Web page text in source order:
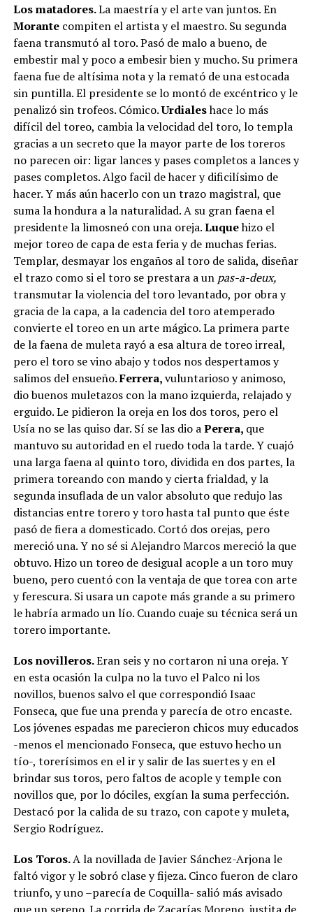
Los matadores.La maestría y el arte van juntos. En
Morantecompiten el artista y el maestro. Su segunda
faena transmutó al toro. Pasó de malo a bueno, de
embestir mal y poco a embesir bien y mucho. Su primera
faena fue de altísima nota y la remató de una estocada
sin puntilla. El presidente se lo montó de excéntrico y le
penalizó sin trofeos. Cómico.Urdialeshace lo más
difícil del toreo, cambia la velocidad del toro, lo templa
gracias a un secreto que la mayor parte de los toreros
no parecen oir: ligar lances y pases completos a lances y
pases completos. Algo facil de hacer y dificilísimo de
hacer. Y más aún hacerlo con un trazo magistral, que
suma la hondura a la naturalidad. A su gran faena el
presidente la limosneó con una oreja.Luquehizo el
mejor toreo de capa de esta feria y de muchas ferias.
Templar, desmayar los engaños al toro de salida, diseñar
el trazo como si el toro se prestara a un pas-a-deux,
transmutar la violencia del toro levantado, por obra y
gracia de la capa, a la cadencia del toro atemperado
convierte el toreo en un arte mágico. La primera parte
de la faena de muleta rayó a esa altura de toreo irreal,
pero el toro se vino abajo y todos nos despertamos y
salimos del ensueño.Ferrera,vuluntarioso y animoso,
dio buenos muletazos con la mano izquierda, relajado y
erguido. Le pidieron la oreja en los dos toros, pero el
Usía no se las quiso dar. Sí se las dio aPerera, que
mantuvo su autoridad en el ruedo toda la tarde. Y cuajó
una larga faena al quinto toro, dividida en dos partes, la
primera toreando con mando y cierta frialdad, y la
segunda insuflada de un valor absoluto que redujo las
distancias entre torero y toro hasta tal punto que éste
pasó de fiera a domesticado. Cortó dos orejas, pero
mereció una. Y no sé si Alejandro Marcos mereció la que
obtuvo. Hizo un toreo de desigual acople a un toro muy
bueno, pero cuentó con la ventaja de que torea con arte
y ferescura. Si usara un capote más grande a su primero
le habría armado un lío. Cuando cuaje su técnica será un
torero importante.
Los novilleros.Eran seis y no cortaron ni una oreja. Y
en esta ocasión la culpa no la tuvo el Palco ni los
novillos, buenos salvo el que correspondió Isaac
Fonseca, que fue una prenda y parecía de otro encaste.
Los jóvenes espadas me parecieron chicos muy educados
-menos el mencionado Fonseca, que estuvo hecho un
tío-, torerísimos en el ir y salir de las suertes y en el
brindar sus toros, pero faltos de acople y temple con
novillos que, por lo dóciles, exgían la suma perfección.
Destacó por la calida de su trazo, con capote y muleta,
Sergio Rodríguez.
Los Toros.A la novillada de Javier Sánchez-Arjona le
faltó vigor y le sobró clase y fijeza. Cinco fueron de claro
triunfo, y uno –parecía de Coquilla- salió más avisado